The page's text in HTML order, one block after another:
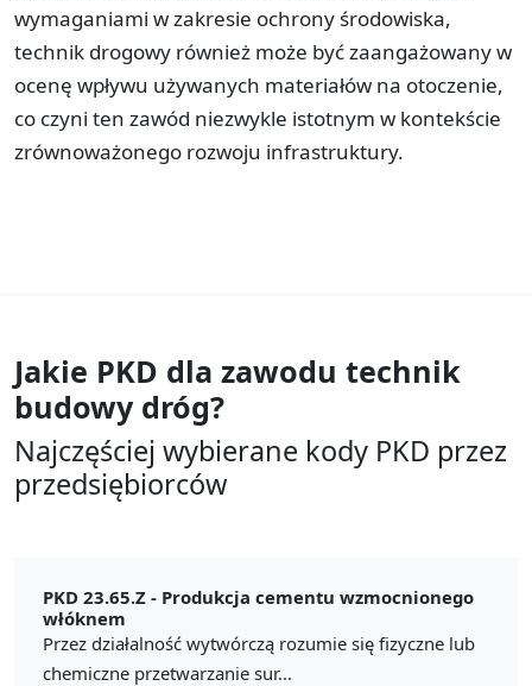
wymaganiami w zakresie ochrony środowiska,
technik drogowy również może być zaangażowany w
ocenę wpływu używanych materiałów na otoczenie,
co czyni ten zawód niezwykle istotnym w kontekście
zrównoważonego rozwoju infrastruktury.
Jakie PKD dla zawodu technik
budowy dróg?
Najczęściej wybierane kody PKD przez
przedsiębiorców
PKD 23.65.Z - Produkcja cementu wzmocnionego
włóknem
Przez działalność wytwórczą rozumie się fizyczne lub
chemiczne przetwarzanie sur...